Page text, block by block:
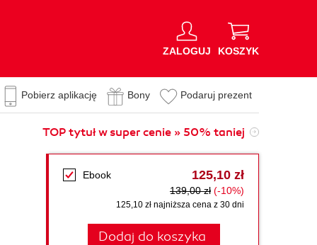
ZALOGUJ KOSZYK
Pobierz aplikację Bony Podaruj prezent
TOP tytuł w super cenie » 50% taniej
Ebook 125,10 zł
139,00 zł (-10%)
125,10 zł najniższa cena z 30 dni
Dodaj do koszyka